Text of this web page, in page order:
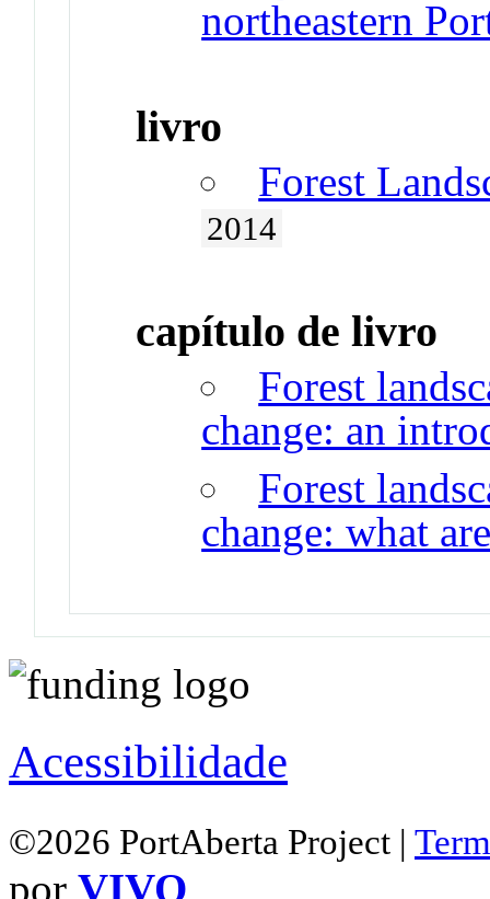
northeastern
livro
Forest
2014
capítulo de livro
Forest
change: an
Forest
change: what
Acessibilidade
©2026 PortAberta Project |
por VIVO